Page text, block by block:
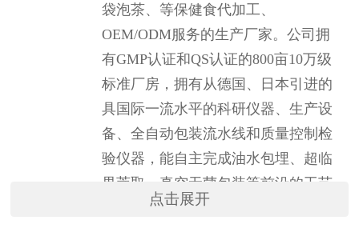
袋泡茶、等保健食代加工、
OEM/ODM服务的生产厂家。公司拥
有GMP认证和QS认证的800亩10万级
标准厂房，拥有从德国、日本引进的
具国际一流水平的科研仪器、生产设
备、全自动包装流水线和质量控制检
验仪器，能自主完成油水包埋、超临
界萃取、真空无菌包装等前沿的工艺
和技术。 公司承接代加工业务，价格
点击展开